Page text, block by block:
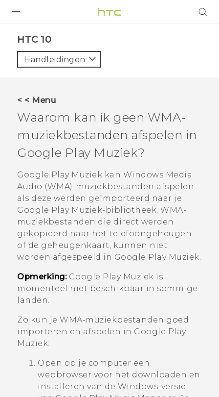
VIVE
AANBIEDINGEN
HTC Club
SUPPORT
HTC-apparaten & -accessoires
VIVERSE
Aanmelden
HTC 10‎
Handleidingen
< < Menu
Waarom kan ik geen WMA-
muziekbestanden afspelen in
Google Play Muziek?
Google Play Muziek kan Windows Media
Audio (WMA)-muziekbestanden afspelen
als deze werden geïmporteerd naar je
Google Play Muziek-bibliotheek. WMA-
muziekbestanden die direct werden
gekopieerd naar het telefoongeheugen
of de geheugenkaart, kunnen niet
worden afgespeeld in Google Play Muziek.
Opmerking: Google Play Muziek is
momenteel niet beschikbaar in sommige
landen.
Zo kun je WMA-muziekbestanden goed
importeren en afspelen in Google Play
Muziek:
Open op je computer een
webbrowser voor het downloaden en
installeren van de Windows-versie